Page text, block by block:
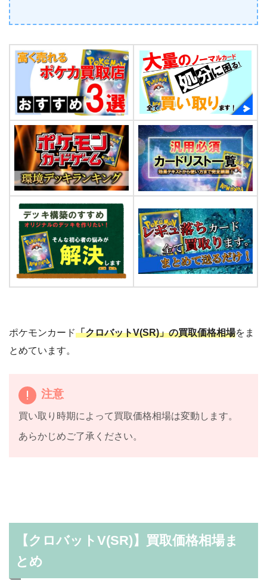
ポケモンカード「クロバットV(SR)」の買取価格相場をま
とめています。
注意
買い取り時期によって買取価格相場は変動します。
あらかじめご了承ください。
【クロバットV(SR)】買取価格相場ま
とめ